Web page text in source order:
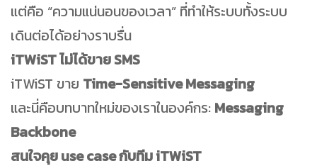
แต่คือ “ความแน่นอนของเวลา” ที่ทำให้ระบบทั้งระบบ
เดินต่อได้อย่างราบรื่น
iTWiST ไม่ได้ขาย SMS
iTWiST ขาย Time-Sensitive Messaging
และนี่คือบทบาทใหม่ของเราในองค์กร: Messaging
Backbone
สนใจคุย use case กับทีม iTWiST